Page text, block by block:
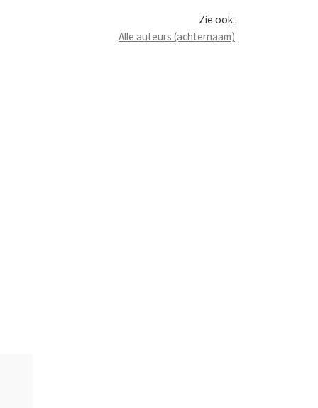
Zie ook:
Alle auteurs (achternaam)